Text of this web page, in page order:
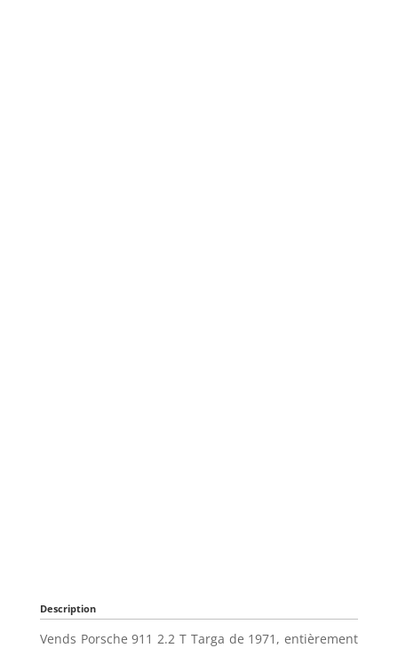
Description
Vends Porsche 911 2.2 T Targa de 1971, entièrement